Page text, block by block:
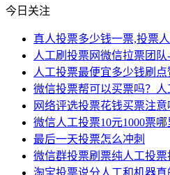
今日关注
真人投票多少钱一票,投票
人工刷投票网微信拉票团队
人工投票最便宜多少钱刷
微信投票帮可以买票吗？
网络评选投票花钱买票注意
微信人工投票10元1000票
最后一天投票怎么冲刺
微信群投票刷票纯人工投票
淘宝投票说分人工和机器真